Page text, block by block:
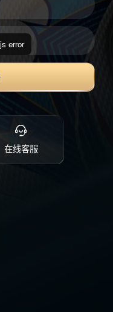
在线客服
error